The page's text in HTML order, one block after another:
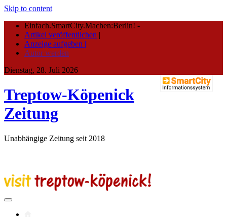
Skip to content
Einfach.SmartCity.Machen:Berlin! -
Artikel veröffentlichen |
Anzeige aufgeben |
Autor werden
Dienstag, 28. Juli 2026
Treptow-Köpenick
Zeitung
Unabhängige Zeitung seit 2018